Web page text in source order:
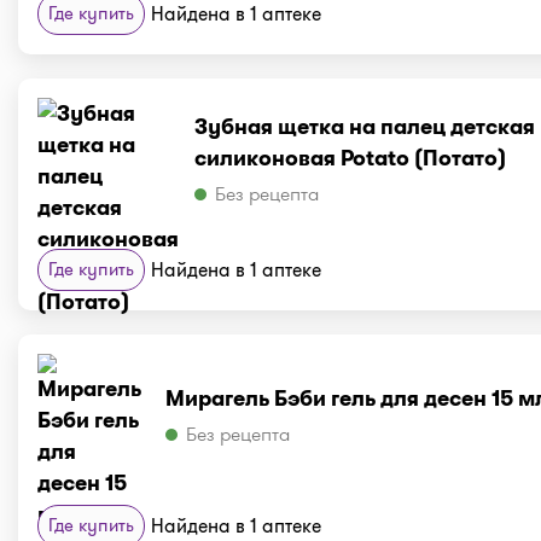
Где купить Найдена в 1 аптеке
Зубная щетка на палец детская
силиконовая Potato (Потато)
Без рецепта
Где купить Найдена в 1 аптеке
Мирагель Бэби гель для десен 15
Без рецепта
Где купить Найдена в 1 аптеке